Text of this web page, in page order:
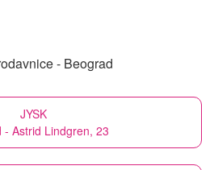
- Beograd
JYSK
- Astrid Lindgren, 23